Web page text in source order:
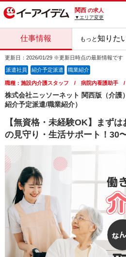
関西 の求人
▼エリア変更
仕事情報 もっと知りた
更新日：2026/01/29 ※更新日時点の最新情報です
派遣社員 紹介予定派遣 職業紹介
職種：施設内介護スタッフ / 病院内看護助手
株式会社ニッソーネット 関西版（介護
紹介予定派遣/職業紹介）
【無資格・未経験OK】まず
の見守り・生活サポート！30